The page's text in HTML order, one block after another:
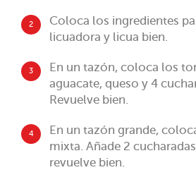
2
Coloca los ingredientes
licuadora y licua bien.
3
En un tazón, coloca los
aguacate, queso y 4
Revuelve bien.
4
En un tazón grande,
mixta. Añade 2
revuelve bien.